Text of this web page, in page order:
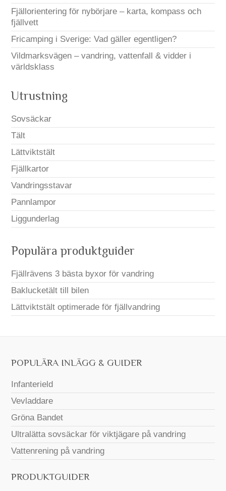
Fjällorientering för nybörjare – karta, kompass och
fjällvett
Fricamping i Sverige: Vad gäller egentligen?
Vildmarksvägen – vandring, vattenfall & vidder i
världsklass
Utrustning
Sovsäckar
Tält
Lättviktstält
Fjällkartor
Vandringsstavar
Pannlampor
Liggunderlag
Populära produktguider
Fjällrävens 3 bästa byxor för vandring
Baklucketält till bilen
Lättviktstält optimerade för fjällvandring
POPULÄRA INLÄGG & GUIDER
Infanterield
Vevladdare
Gröna Bandet
Ultralätta sovsäckar för viktjägare på vandring
Vattenrening på vandring
PRODUKTGUIDER